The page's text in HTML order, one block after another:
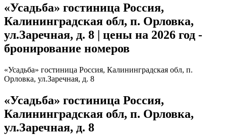
«Усадьба» гостиница Россия,
Калининградская обл, п. Орловка,
ул.Заречная, д. 8​ | цены на 2026 год -
бронирование номеров
«Усадьба» гостиница Россия, Калининградская обл, п.
Орловка, ул.Заречная, д. 8
«Усадьба» гостиница Россия,
Калининградская обл, п. Орловка,
ул.Заречная, д. 8